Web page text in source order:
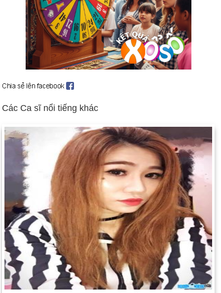
Các Ca sĩ nổi tiếng khác